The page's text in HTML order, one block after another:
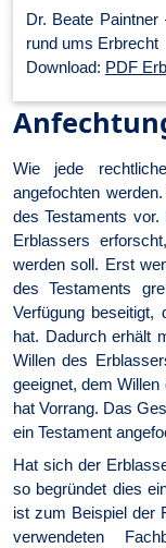
Dr. Beate
rund ums Erbrecht
Download: PDF
Wie jede
angefochten
des Testaments
Erblassers
werden soll. Erst
des Testaments
Verfügung beseitigt,
hat. Dadurch erhält
Willen des
geeignet, dem
hat Vorrang. Das
ein Testament
Hat sich der
so begründet dies
ist zum Beispiel der
verwendeten